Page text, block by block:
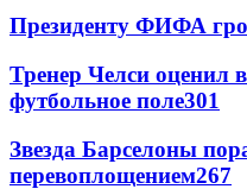
Президенту ФИФА
Тренер Челси оценил
футбольное поле301
Звезда Барселоны
перевоплощением267